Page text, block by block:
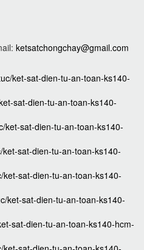
ketsatchongchay@gmail.com
ket-sat-dien-tu-an-toan-ks140-
sat-dien-tu-an-toan-ks140-
ket-sat-dien-tu-an-toan-ks140-
sat-dien-tu-an-toan-ks140-
sat-dien-tu-an-toan-ks140-
ket-sat-dien-tu-an-toan-ks140-
sat-dien-tu-an-toan-ks140-hcm-